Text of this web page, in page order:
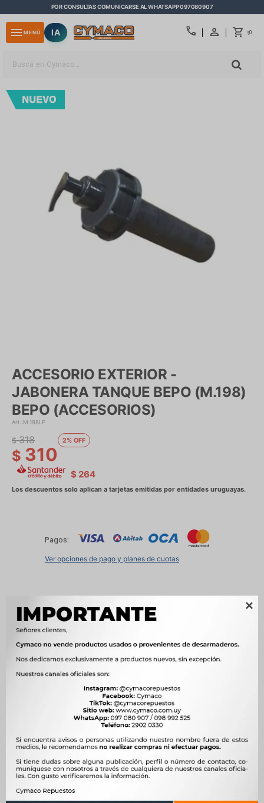

POR CONSULTAS COMUNICARSE AL WHATSAPP 097080907
call $0
menu MENÚ IA
ACCESORIO EXTERIOR -
JABONERA TANQUE BEPO (M.198)
BEPO (ACCESORIOS)
M.198LP
$ 310
$ 318 2
$ 264
Pagos:
Ver opciones de pago y planes de cuotas
Métodos y costos de envío
Características
Ver mas productos de la marca Bepo
(accesorios)
close